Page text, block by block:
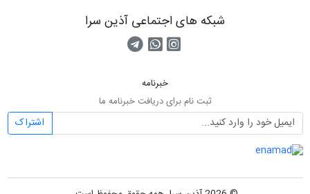
شبکه های اجتماعی آذین سرا
صفحه اینستاگرام
تماس با واتس اپ
کانال تلگرام
خبرنامه
ثبت نام برای دریافت خبرنامه ما
اشتراک